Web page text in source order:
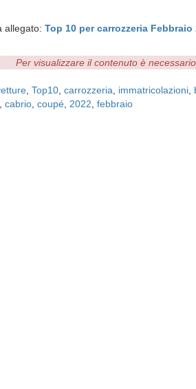
allegato: Top 10 per carrozzeria Febbraio
Per visualizzare il contenuto è necessario
Top10 carrozzeria immatricolazioni
cabrio coupé 2022 febbraio